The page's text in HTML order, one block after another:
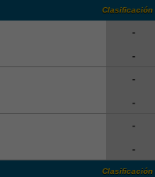
Clasificación
-
-
-
-
-
-
Clasificación